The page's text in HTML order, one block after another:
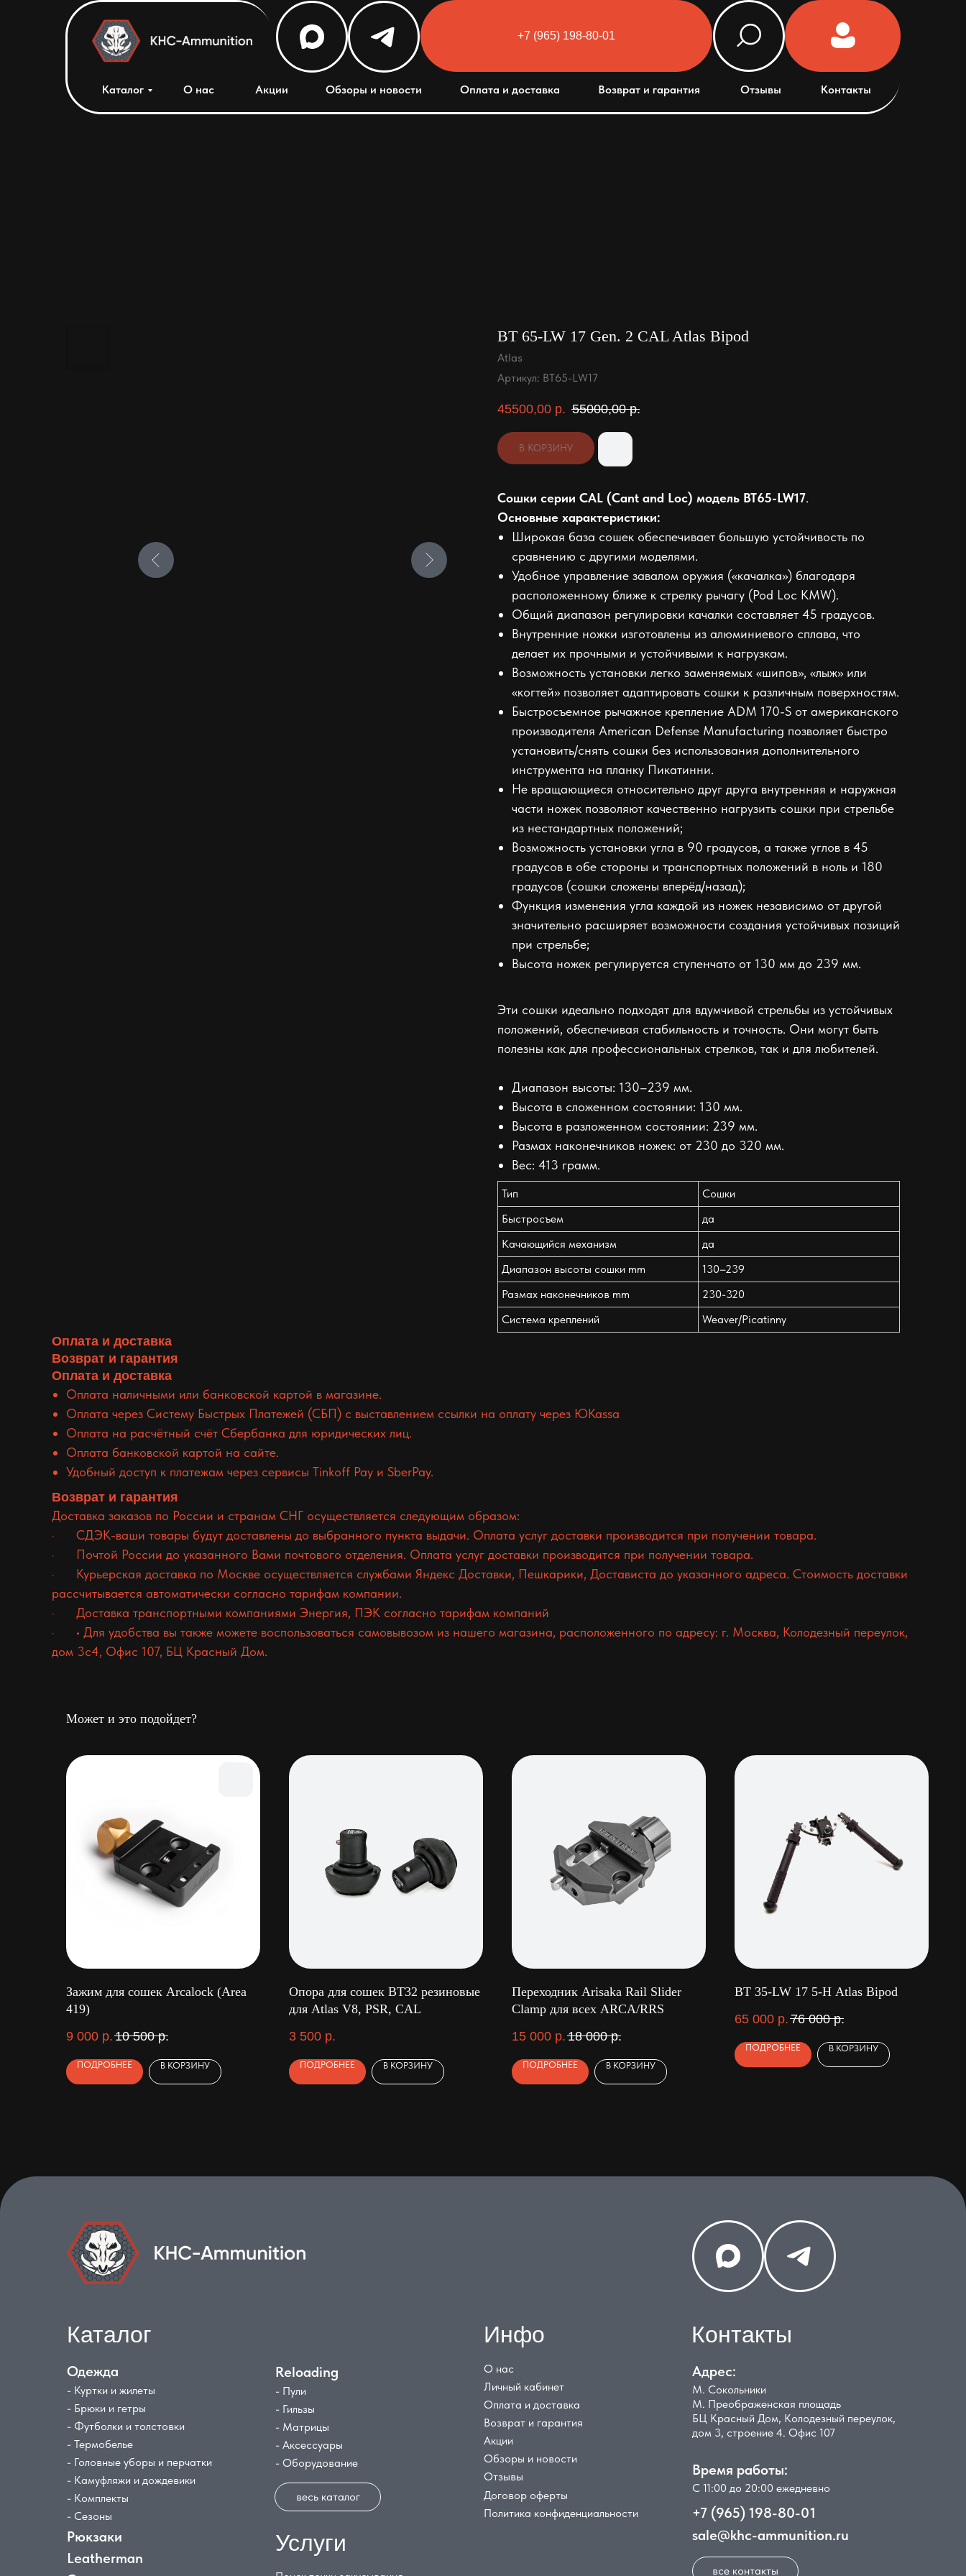
+7 (965) 198-80-01
Каталог О нас Акции Обзоры и новости Оплата и доставка Возврат и гарантия Отзывы Контакты
Html code will be here
BT 65-LW 17 Gen. 2 CAL Atlas Bipod
Atlas
Артикул: BT65-LW17
45500,00 р. 55000,00 р.
В КОРЗИНУ
Сошки серии CAL (Cant and Loc) модель BT65-LW17.
Основные характеристики:
Широкая база сошек обеспечивает большую устойчивость по
сравнению с другими моделями.
Удобное управление завалом оружия («качалка») благодаря
расположенному ближе к стрелку рычагу (Pod Loc KMW).
Общий диапазон регулировки качалки составляет 45 градусов.
Внутренние ножки изготовлены из алюминиевого сплава, что
делает их прочными и устойчивыми к нагрузкам.
Возможность установки легко заменяемых «шипов», «лыж» или
«когтей» позволяет адаптировать сошки к различным поверхностям.
Быстросъемное рычажное крепление ADM 170-S от американского
производителя American Defense Manufacturing позволяет быстро
установить/снять сошки без использования дополнительного
инструмента на планку Пикатинни.
Не вращающиеся относительно друг друга внутренняя и наружная
части ножек позволяют качественно нагрузить сошки при стрельбе
из нестандартных положений;
Возможность установки угла в 90 градусов, а также углов в 45
градусов в обе стороны и транспортных положений в ноль и 180
градусов (сошки сложены вперёд/назад);
Функция изменения угла каждой из ножек независимо от другой
значительно расширяет возможности создания устойчивых позиций
при стрельбе;
Высота ножек регулируется ступенчато от 130 мм до 239 мм.
Эти сошки идеально подходят для вдумчивой стрельбы из устойчивых
положений, обеспечивая стабильность и точность. Они могут быть
полезны как для профессиональных стрелков, так и для любителей.
Диапазон высоты: 130–239 мм.
Высота в сложенном состоянии: 130 мм.
Высота в разложенном состоянии: 239 мм.
Размах наконечников ножек: от 230 до 320 мм.
Вес: 413 грамм.
Тип
Сошки
Быстросъем
да
Качающийся механизм
да
Диапазон высоты сошки mm
130–239
Размах наконечников mm
230-320
Система креплений
Weaver/Picatinny
Оплата и доставка
Возврат и гарантия
Оплата и доставка
Оплата наличными или банковской картой в магазине.
Оплата через Систему Быстрых Платежей (СБП) с выставлением ссылки на оплату через ЮKassa
Оплата на расчётный счёт Сбербанка для юридических лиц.
Оплата банковской картой на сайте.
Удобный доступ к платежам через сервисы Tinkoff Pay и SberPay.
Возврат и гарантия
Доставка заказов по России и странам СНГ осуществляется следующим образом:
· СДЭК-ваши товары будут доставлены до выбранного пункта выдачи. Оплата услуг доставки производится при получении товара.
· Почтой России до указанного Вами почтового отделения. Оплата услуг доставки производится при получении товара.
· Курьерская доставка по Москве осуществляется службами Яндекс Доставки, Пешкарики, Достависта до указанного адреса. Стоимость доставки
рассчитывается автоматически согласно тарифам компании.
· Доставка транспортными компаниями Энергия, ПЭК согласно тарифам компаний
· • Для удобства вы также можете воспользоваться самовывозом из нашего магазина, расположенного по адресу: г. Москва, Колодезный переулок,
дом 3с4, Офис 107, БЦ Красный Дом.
Может и это подойдет?
Зажим для сошек Arcalock (Area
419)
9 000 р. 10 500 р.
ПОДРОБНЕЕ В КОРЗИНУ
Опора для сошек BT32 резиновые
для Atlas V8, PSR, CAL
3 500 р.
ПОДРОБНЕЕ В КОРЗИНУ
Переходник Arisaka Rail Slider
Clamp для всех ARCA/RRS
15 000 р. 18 000 р.
ПОДРОБНЕЕ В КОРЗИНУ
BT 35-LW 17 5-H Atlas Bipod
65 000 р. 76 000 р.
ПОДРОБНЕЕ В КОРЗИНУ
Каталог Инфо Контакты
Одежда
- Куртки и жилеты
- Брюки и гетры
- Футболки и толстовки
- Термобелье
- Головные уборы и перчатки
- Камуфляжи и дождевики
- Комплекты
- Сезоны
Рюкзаки
Leatherman
О нас
Личный кабинет
Оплата и доставка
Возврат и гарантия
Акции
Обзоры и новости
Отзывы
Договор оферты
Адрес:
М. Сокольники
М. Преображенская площадь
БЦ Красный Дом, Колодезный переулок,
дом 3, строение 4. Офис 107
Время работы:
С 11:00 до 20:00 ежедневно
+7 (965) 198-80-01
sale@khc-ammunition.ru
Reloading
- Пули
- Гильзы
- Матрицы
- Аксессуары
- Оборудование
Услуги
весь каталог
все контакты
Политика конфиденциальности